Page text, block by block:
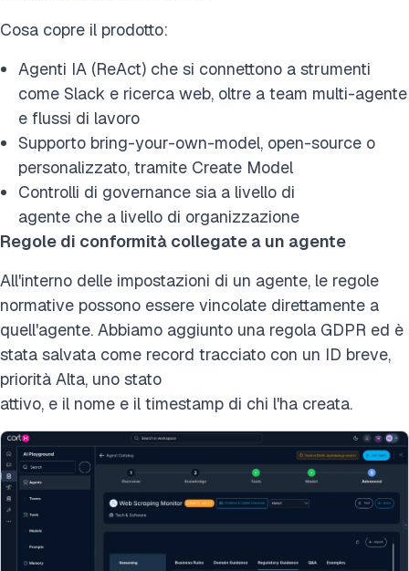
Cosa copre il prodotto:
Agenti IA (ReAct) che si connettono a strumenti
come Slack e ricerca web, oltre a team multi-agente
e flussi di lavoro
Supporto bring-your-own-model, open-source o
personalizzato, tramite Create Model
Controlli di governance sia a livello di
agente che a livello di organizzazione
Regole di conformità collegate a un agente
All'interno delle impostazioni di un agente, le regole
normative possono essere vincolate direttamente a
quell'agente. Abbiamo aggiunto una regola GDPR ed è
stata salvata come record tracciato con un ID breve,
priorità Alta, uno stato
attivo, e il nome e il timestamp di chi l'ha creata.